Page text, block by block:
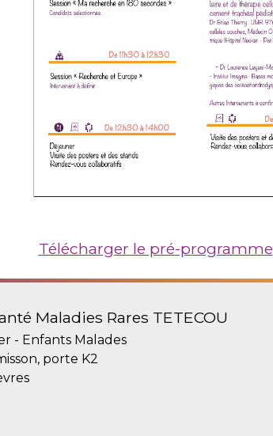
Télécharger le pré-programme
Maladies Rares TETECOU
- Enfants Malades
porte K2